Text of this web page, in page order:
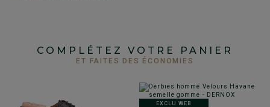
COMPLÉTEZ VOTRE PANIER
ET FAITES DES ÉCONOMIES
EXCLU WEB